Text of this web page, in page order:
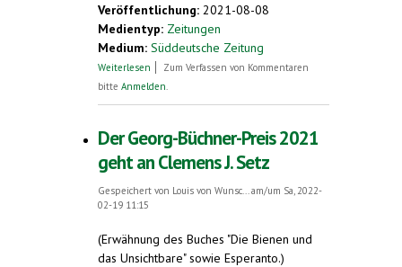
Veröffentlichung: 2021-08-08
Medientyp: Zeitungen
Medium: Süddeutsche Zeitung
Weiterlesen über Latein ist tot. Es lebe Latein!
Zum Verfassen von Kommentaren
bitte Anmelden.
Der Georg-Büchner-Preis 2021
geht an Clemens J. Setz
Gespeichert von Louis von Wunsc...
am/um Sa, 2022-
02-19 11:15
(Erwähnung des Buches "Die Bienen und
das Unsichtbare" sowie Esperanto.)